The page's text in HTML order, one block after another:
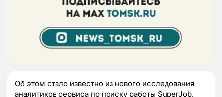
Об этом стало известно из нового исследования
аналитиков сервиса по поиску работы SuperJob.